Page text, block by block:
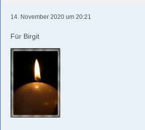
14. November 2020 um 20:21
Für Birgit